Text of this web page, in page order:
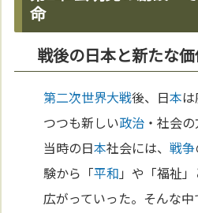
命
戦後の日本と新たな
第二次世界大戦後、日本
つつも新しい政治 ・社会
当時の日本社会には、戦争
験から「平和 」や「福祉
広がっていった。そんな